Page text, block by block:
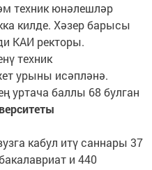
техник юнәлешләр
килде. Хәзер барысы
КАИ ректоры.
техник
урыны исәпләнә.
уртача баллы 68 булган
кабул итү саннары 37
и 440